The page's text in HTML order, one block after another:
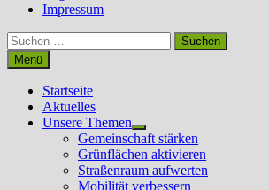
Impressum
Suchen
nach:
Menü
Startseite
Aktuelles
Unsere Themen
Untermenü
anzeigen
Gemeinschaft stärken
Grünflächen aktivieren
Straßenraum aufwerten
Mobilität verbessern